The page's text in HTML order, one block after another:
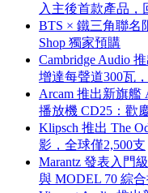
入主後首款產品，
BTS × 鐵三角聯名
Shop 獨家預購
Cambridge Audio
增達每聲道300瓦
Arcam 推出新旗艦
播放機 CD25：歡
Klipsch 推出 The
影，全球僅2,500支
Marantz 發表入門
與 MODEL 70 綜